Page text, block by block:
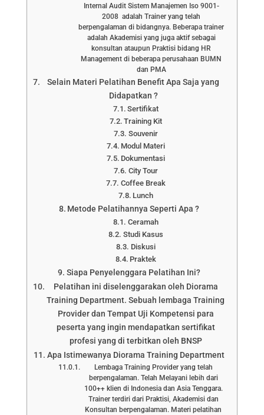
Internal Audit Sistem Manajemen Iso 9001-
2008 adalah Trainer yang telah
berpengalaman di bidangnya. Beberapa trainer
adalah Akademisi yang juga aktif sebagai
konsultan ataupun Praktisi bidang HR
Management di beberapa perusahaan BUMN
dan PMA
Selain Materi Pelatihan Benefit Apa Saja yang
Didapatkan ?
Sertifikat
Training Kit
Souvenir
Modul Materi
Dokumentasi
City Tour
Coffee Break
Lunch
Metode Pelatihannya Seperti Apa ?
Ceramah
Studi Kasus
Diskusi
Praktek
Siapa Penyelenggara Pelatihan Ini?
Pelatihan ini diselenggarakan oleh Diorama
Training Department. Sebuah lembaga Training
Provider dan Tempat Uji Kompetensi para
peserta yang ingin mendapatkan sertifikat
profesi yang di terbitkan oleh BNSP
Apa Istimewanya Diorama Training Department
Lembaga Training Provider yang telah
berpengalaman. Telah Melayani lebih dari
100++ klien di Indonesia dan Asia Tenggara.
Trainer terdiri dari Praktisi, Akademisi dan
Konsultan berpengalaman. Materi pelatihan